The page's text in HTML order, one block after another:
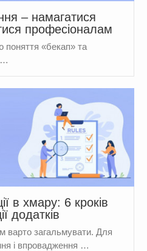
– намагатися
професіоналам
поняття «бекап» та
…
в хмару: 6 кроків
додатків
варто загальмувати. Для
і впровадження …